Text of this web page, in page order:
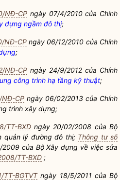
NĐ-CP ngày 07/4/2010 của Chính
dựng ngầm đô thị;
NĐ-CPngày 06/12/2010 của Chính
;
NĐ-CPngày 24/9/2012 của Chính
công trình hạ tầng kỹ thuật;
NĐ-CP ngày 06/02/2013 của Chính
trình xây dựng;
TT-BXDngày 20/02/2008 của Bộ
quản lý đường đô thị; Thông tư số
của Bộ Xây dựng về việc sửa
TT-BXD ;
BGTVTngày 18/5/2011 của Bộ